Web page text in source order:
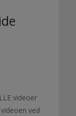
videoer
ved